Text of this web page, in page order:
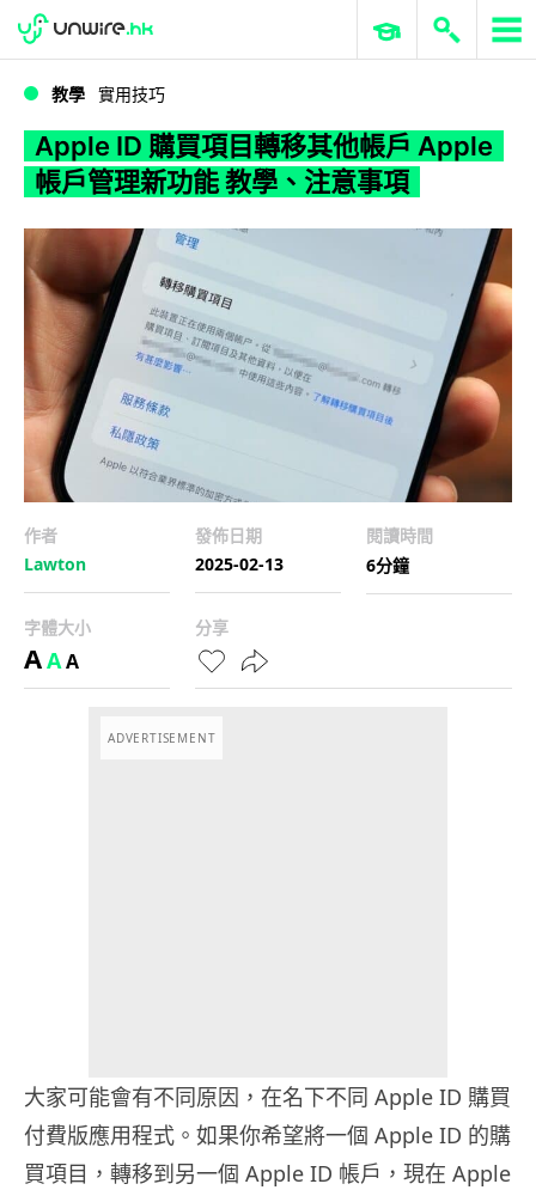
WWDC 2026 ERP 與商業 AI
教學 實用技巧
Apple ID 購買項目轉移其他帳戶 Apple
帳戶管理新功能 教學、注意事項
作者
Lawton
發佈日期
2025-02-13
閱讀時間
6分鐘
字體大小
AAA
分享
ADVERTISEMENT
大家可能會有不同原因，在名下不同 Apple ID 購買
付費版應用程式。如果你希望將一個 Apple ID 的購
買項目，轉移到另一個 Apple ID 帳戶，現在 Apple